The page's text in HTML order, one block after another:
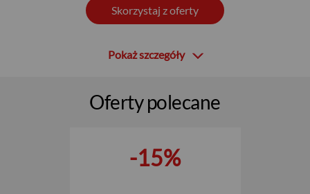
Skorzystaj z oferty
Pokaż szczegóły
Oferty polecane
-15%
USD